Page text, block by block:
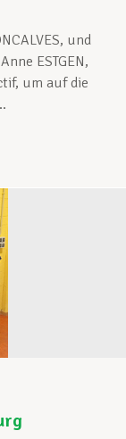
und
ESTGEN,
um auf die